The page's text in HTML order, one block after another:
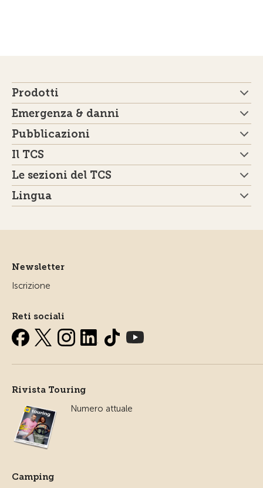
Prodotti
Emergenza & danni
Pubblicazioni
Il TCS
Le sezioni del TCS
Lingua
Newsletter
Iscrizione
Reti sociali
Rivista Touring
Numero attuale
Camping